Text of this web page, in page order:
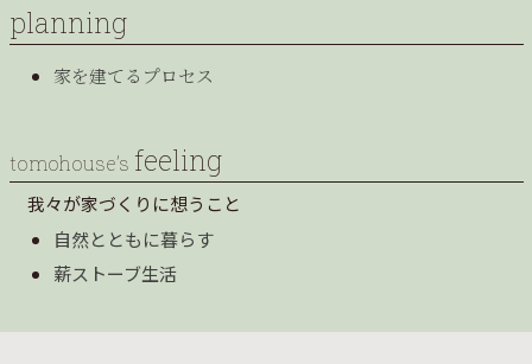
planning
家を建てるプロセス
tomohouse’s feeling
我々が家づくりに想うこと
自然とともに暮らす
薪ストーブ生活